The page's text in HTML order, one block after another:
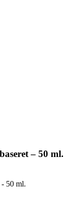
– 50 ml.